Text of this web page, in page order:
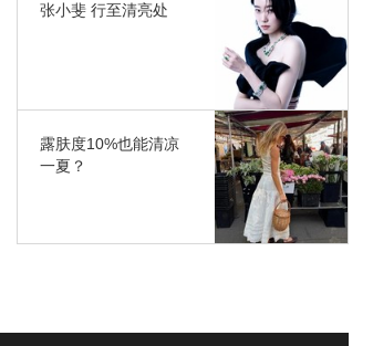
张小斐 行至清亮处
露肤度10%也能清凉
一夏？